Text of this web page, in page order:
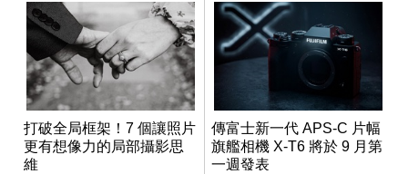
打破全局框架！7 個讓照片
更有想像力的局部攝影思
維
傳富士新一代 APS-C 片幅
旗艦相機 X-T6 將於 9 月第
一週發表